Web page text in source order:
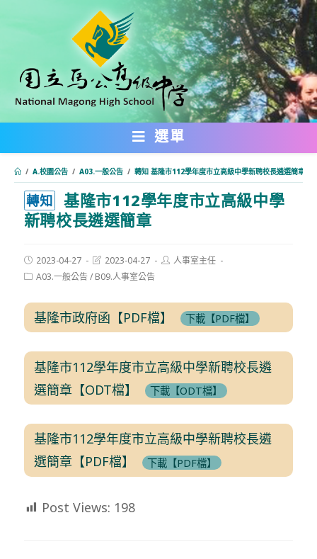
內
選單
/ A.校園公告 / A03.一般公告 / 轉知 基隆市112學年度市立高級中學新聘校長遴選簡章
轉知
基隆市112學年度市立高級中學
新聘校長遴選簡章
Post
published:
2023-04-27
Post
modified:
2023-04-27
Post人事室主任
PostA03.一般公告/ B09.人事室公告
基隆市政府函【PDF檔】 下載【PDF檔】
基隆市112學年度市立高級中學新聘校長遴
選簡章【ODT檔】
下載【ODT檔】
基隆市112學年度市立高級中學新聘校長遴
選簡章【PDF檔】
下載【PDF檔】
Post Views: 198